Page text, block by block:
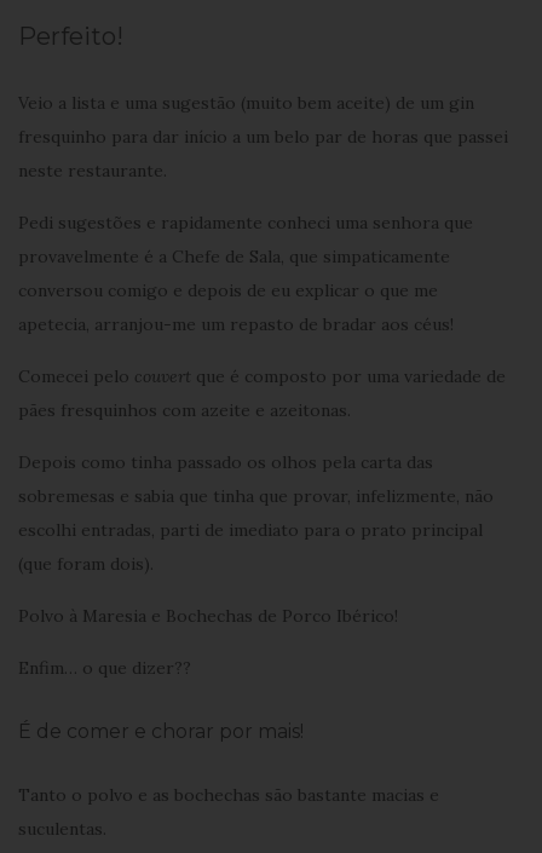
Perfeito!
Veio a lista e uma sugestão (muito bem aceite) de um gin
fresquinho para dar início a um belo par de horas que passei
neste restaurante.
Pedi sugestões e rapidamente conheci uma senhora que
provavelmente é a Chefe de Sala, que simpaticamente
conversou comigo e depois de eu explicar o que me
apetecia, arranjou-me um repasto de bradar aos céus!
Comecei pelo couvert que é composto por uma variedade de
pães fresquinhos com azeite e azeitonas.
Depois como tinha passado os olhos pela carta das
sobremesas e sabia que tinha que provar, infelizmente, não
escolhi entradas, parti de imediato para o prato principal
(que foram dois).
Polvo à Maresia e Bochechas de Porco Ibérico!
Enfim… o que dizer??
É de comer e chorar por mais!
Tanto o polvo e as bochechas são bastante macias e
suculentas.